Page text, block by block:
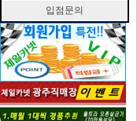
입점문의